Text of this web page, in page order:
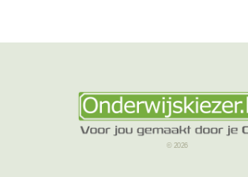
© 2026